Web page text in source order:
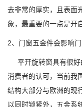
去非常的厚实，且表面
象，最重要的一点是开
2、门窗五金件会影响
平开旋转窗具有很好
消费者的认可，当前我
结构大部分与欧洲的现
以同时锁紧外，五金系